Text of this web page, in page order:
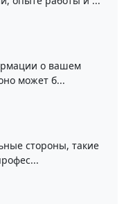
о вашем
может б...
стороны, такие